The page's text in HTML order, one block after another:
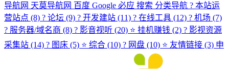
导航网 天莫导航网 百度 Google 必应 搜索 分类导航 ? 本站运
营站点 (8) ? 论坛 (9) ? 开发建站 (11) ?️ 在线工具 (12) ? 机场 (7)
?️ 服务器/域名商 (8) ? 影音视听 (20) ⭐ 挂机赚钱 (2) ? 影视资源
采集站 (14) ? 图床 (5) ⭐ 综合 (10) ? 网盘 (10) ⭐ 友情链接 (3) 申